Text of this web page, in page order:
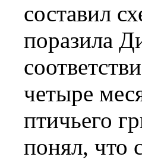
составил
поразила
четыре
птичьего
понял, что